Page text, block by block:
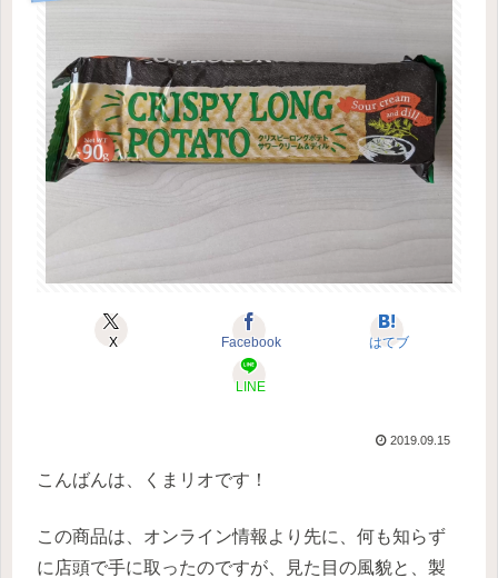
X Facebook はてブ
LINE
2019.09.15
こんばんは、くまリオです！
この商品は、オンライン情報より先に、何も知らず
に店頭で手に取ったのですが、見た目の風貌と、製